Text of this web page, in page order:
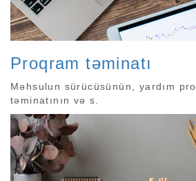
Proqram təminatı
Məhsulun sürücüsünün, yardım
təminatının və s.